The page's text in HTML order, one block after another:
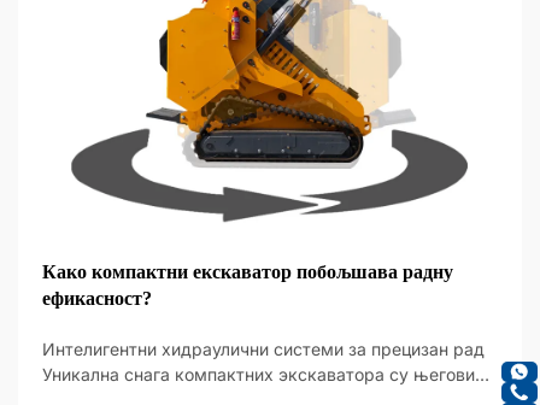
Како компактни екскаватор побољшава радну
ефикасност?
Интелигентни хидраулични системи за прецизан рад
Уникална снага компактних экскаватора су његови